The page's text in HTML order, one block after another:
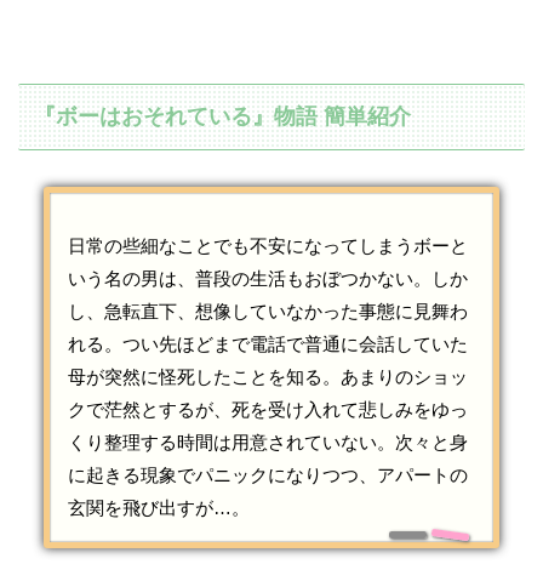
『ボーはおそれている』物語 簡単紹介
日常の些細なことでも不安になってしまうボーと
いう名の男は、普段の生活もおぼつかない。しか
し、急転直下、想像していなかった事態に見舞わ
れる。つい先ほどまで電話で普通に会話していた
母が突然に怪死したことを知る。あまりのショッ
クで茫然とするが、死を受け入れて悲しみをゆっ
くり整理する時間は用意されていない。次々と身
に起きる現象でパニックになりつつ、アパートの
玄関を飛び出すが…。